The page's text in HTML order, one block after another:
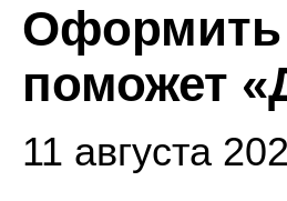
Оформить
поможет
11 августа